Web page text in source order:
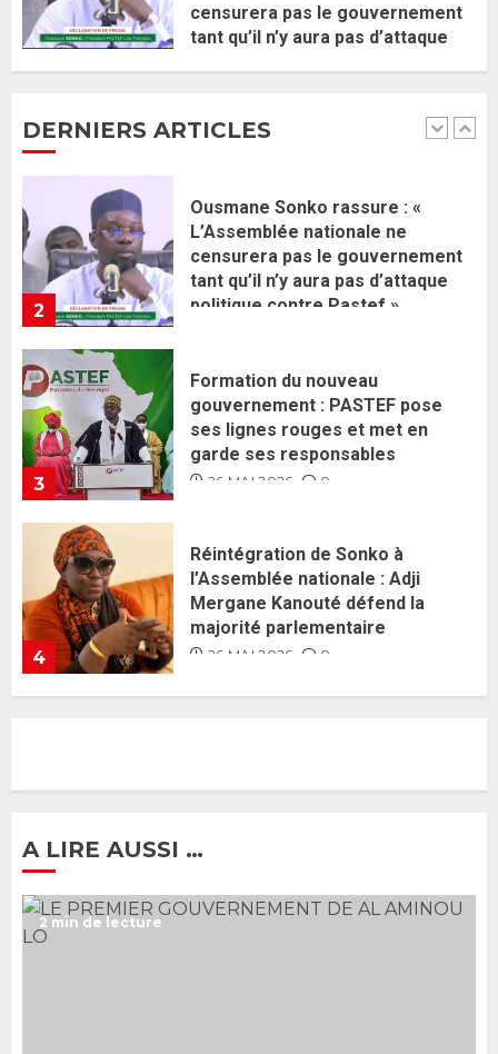
censurera pas le gouvernement
tant qu’il n’y aura pas d’attaque
DERNIERS ARTICLES
2
Ousmane Sonko rassure : «
politique contre Pastef »
3
Formation du nouveau
gouvernement : PASTEF pose
ses lignes rouges et met en
garde ses responsables
26 MAI 2026 0
4
Réintégration de Sonko à
l’Assemblée nationale : Adji
Mergane Kanouté défend la
majorité parlementaire
26 MAI 2026 0
5
Guy Marius Sagna inquiet après la
nomination d’Al Aminou Lo : «
J’espère me tromper »
26 MAI 2026 0
Ousmane Sonko rassure : «
A LIRE AUSSI …
2 min de lecture